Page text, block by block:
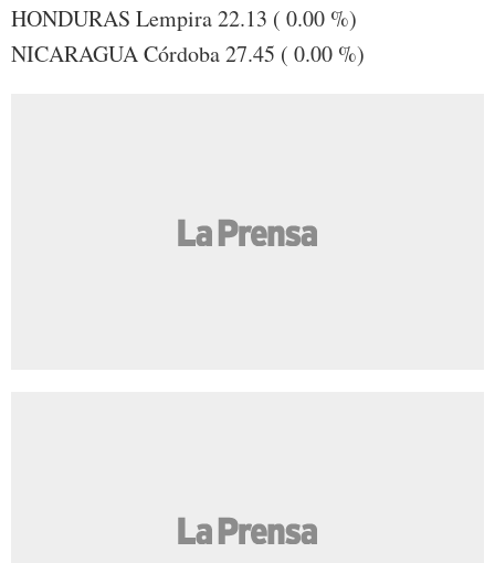
HONDURAS Lempira 22.13 ( 0.00 %)
NICARAGUA Córdoba 27.45 ( 0.00 %)